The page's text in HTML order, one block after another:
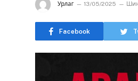
Урлаг 13/05/2025
Facebook